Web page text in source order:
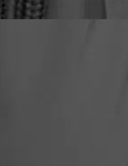
pitkät